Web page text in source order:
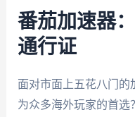
番茄加速器
通行证
面对市面上五花八门的
为众多海外玩家的首选